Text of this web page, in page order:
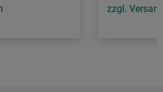
zzgl.